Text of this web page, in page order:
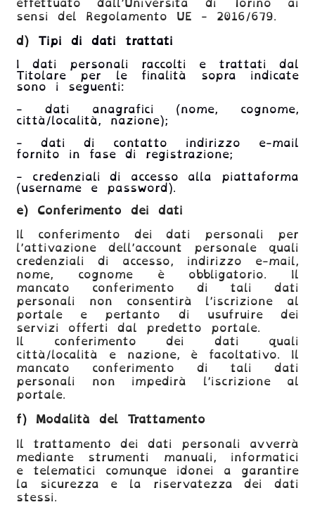
effettuato dall’Università di Torino ai
sensi del Regolamento UE - 2016/679.
d) Tipi di dati trattati
I dati personali raccolti e trattati dal
Titolare per le finalità sopra indicate
sono i seguenti:
- dati anagrafici (nome, cognome,
città/località, nazione);
- dati di contatto indirizzo e-mail
fornito in fase di registrazione;
- credenziali di accesso alla piattaforma
(username e password).
e) Conferimento dei dati
Il conferimento dei dati personali
per
l’attivazione dell’account
personale quali
credenziali di accesso, indirizzo e-mail,
nome, cognome è obbligatorio. Il
mancato conferimento di tali dati
personali non consentirà l’iscrizione al
portale e pertanto di usufruire dei
servizi offerti dal predetto portale.
Il conferimento dei dati quali
città/località e nazione, è facoltativo. Il
mancato conferimento di tali dati
personali non impedirà l’iscrizione al
portale.
f) Modalità del Trattamento
Il trattamento dei dati personali avverrà
mediante strumenti manuali, informatici
e telematici comunque idonei a garantire
la sicurezza e la riservatezza dei dati
stessi.